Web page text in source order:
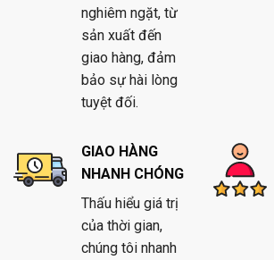
nghiêm ngặt, từ
sản xuất đến
giao hàng, đảm
bảo sự hài lòng
tuyệt đối.
GIAO HÀNG
NHANH CHÓNG
Thấu hiểu giá trị
của thời gian,
chúng tôi nhanh